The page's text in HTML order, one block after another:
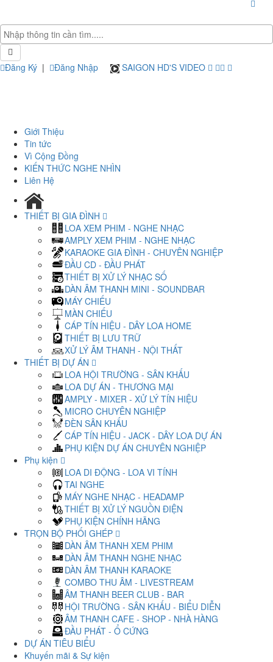
Đăng Ký | Đăng Nhập SAIGON HD'S VIDEO
Giới Thiệu
Tin tức
Vì Cộng Đồng
KIẾN THỨC NGHE NHÌN
Liên Hệ
THIẾT BỊ GIA ĐÌNH
LOA XEM PHIM - NGHE NHẠC
AMPLY XEM PHIM - NGHE NHẠC
KARAOKE GIA ĐÌNH - CHUYÊN NGHIỆP
ĐẦU CD - ĐẦU PHÁT
THIẾT BỊ XỬ LÝ NHẠC SỐ
DÀN ÂM THANH MINI - SOUNDBAR
MÁY CHIẾU
MÀN CHIẾU
CÁP TÍN HIỆU - DÂY LOA HOME
THIẾT BỊ LƯU TRỮ
XỬ LÝ ÂM THANH - NỘI THẤT
THIẾT BỊ DỰ ÁN
LOA HỘI TRƯỜNG - SÂN KHẤU
LOA DỰ ÁN - THƯƠNG MẠI
AMPLY - MIXER - XỬ LÝ TÍN HIỆU
MICRO CHUYÊN NGHIỆP
ĐÈN SÂN KHẤU
CÁP TÍN HIỆU - JACK - DÂY LOA DỰ ÁN
PHỤ KIỆN DỰ ÁN CHUYÊN NGHIỆP
Phụ kiện
LOA DI ĐỘNG - LOA VI TÍNH
TAI NGHE
MÁY NGHE NHẠC - HEADAMP
THIẾT BỊ XỬ LÝ NGUỒN ĐIỆN
PHỤ KIỆN CHÍNH HÃNG
TRỌN BỘ PHỐI GHÉP
DÀN ÂM THANH XEM PHIM
DÀN ÂM THANH NGHE NHẠC
DÀN ÂM THANH KARAOKE
COMBO THU ÂM - LIVESTREAM
ÂM THANH BEER CLUB - BAR
HỘI TRƯỜNG - SÂN KHẤU - BIỂU DIỄN
ÂM THANH CAFE - SHOP - NHÀ HÀNG
ĐẦU PHÁT - Ổ CỨNG
DỰ ÁN TIÊU BIỂU
Khuyến mãi & Sự kiện